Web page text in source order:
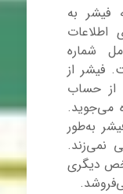
فیشر به
اطلاعات
شماره
فیشر از
از حساب
می‌جوید.
به‌طور
نمی‌زند.
دیگری